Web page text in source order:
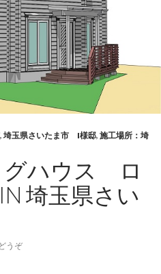
, 埼玉県さいたま市 I様邸, 施工場所：埼
グハウス ロ
埼玉県さい
うぞ